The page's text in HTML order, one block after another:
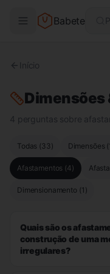
Babete
Início
Dimensões
4 perguntas sobre
Todas (33) Dimensões (
Afastamentos (4)
Dimensionamento (1 )
Quais são os
construção de uma
irregulares?